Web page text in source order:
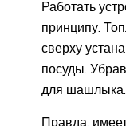
Работать
принципу.
сверху
посуды.
для шашлыка.
Правда,